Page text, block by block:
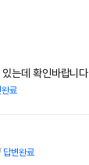
는데 확인바랍니다
완료
답변완료